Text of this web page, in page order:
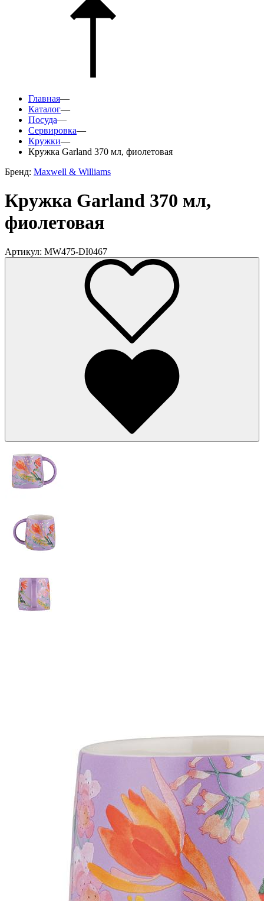
Главная—
Каталог—
Посуда—
Сервировка—
Кружки—
Кружка Garland 370 мл, фиолетовая
Бренд: Maxwell & Williams
Кружка Garland 370 мл,
фиолетовая
Артикул: MW475-DI0467